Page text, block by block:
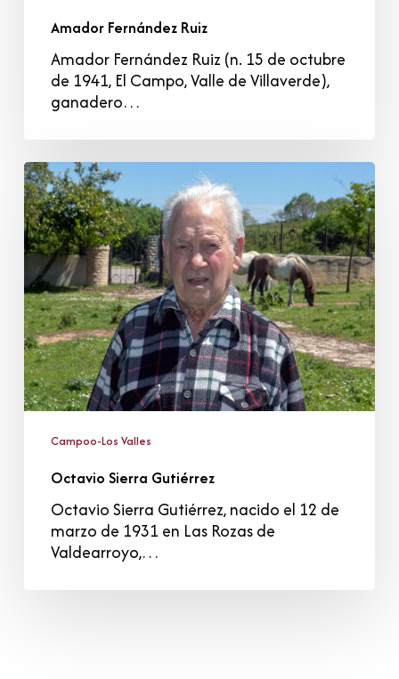
Amador Fernández Ruiz
Amador Fernández Ruiz (n. 15 de octubre
de 1941, El Campo, Valle de Villaverde),
ganadero…
Octavio
Sierra
Gutiérrez
Campoo-Los Valles
Octavio Sierra Gutiérrez
Octavio Sierra Gutiérrez, nacido el 12 de
marzo de 1931 en Las Rozas de
Valdearroyo,…